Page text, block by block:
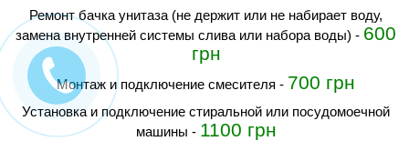
Ремонт бачка унитаза (не держит или не набирает воду,
замена внутренней системы слива или набора воды) - 600
грн
монтаж и подключение смесителя - 700 грн
установка и подключение стиральной или посудомоечной
машины - 1100 грн